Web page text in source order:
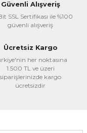
Güvenli Alışveriş
SSL Sertifikası ile %100
güvenli alışveriş
Ücretsiz Kargo
her noktasına
1.500 TL ve üzeri
siparişlerinizde kargo
ücretsizdir